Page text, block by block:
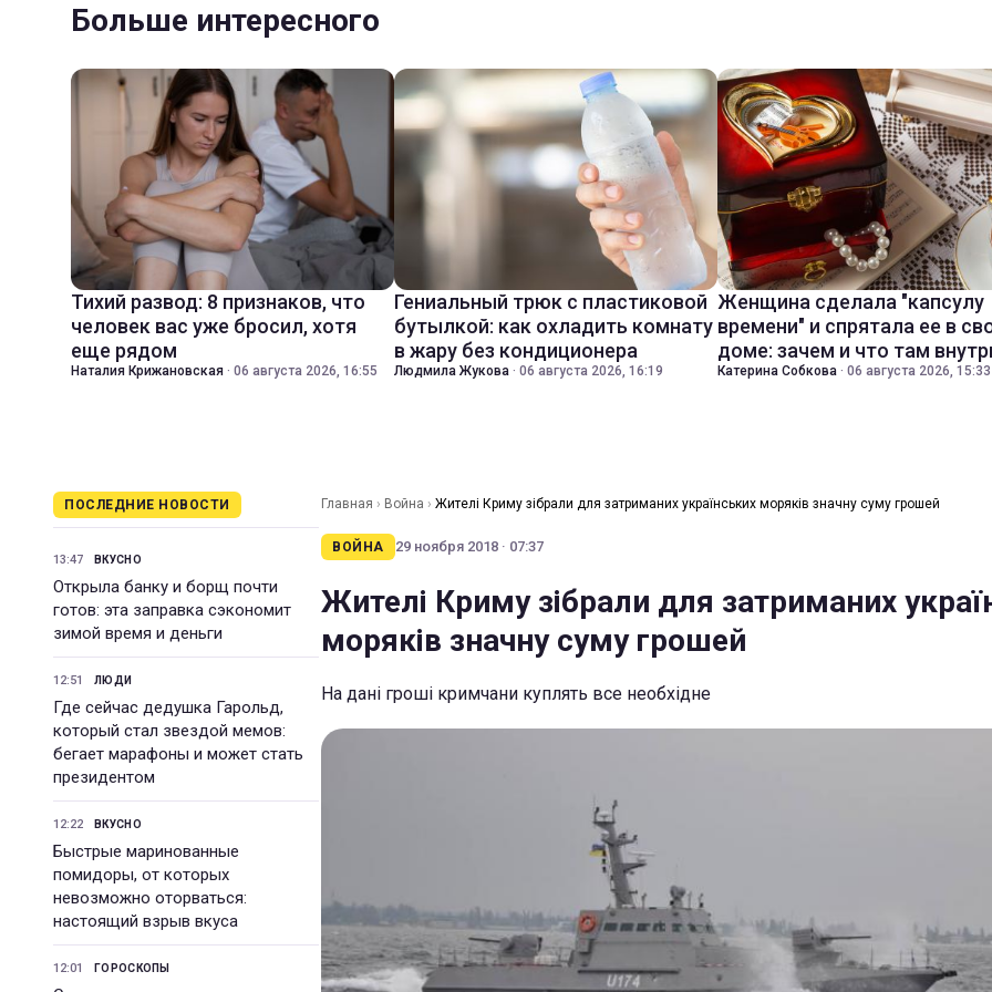
Больше интересного
Тихий развод: 8 признаков, что
человек вас уже бросил, хотя
еще рядом
Наталия Крижановская · 06 августа 2026, 16:55
Гениальный трюк с пластиковой
бутылкой: как охладить комнату
в жару без кондиционера
Людмила Жукова · 06 августа 2026, 16:19
Женщина сделала "капсулу
времени" и спрятала ее в
доме: зачем и что там
Катерина Собкова · 06 августа 2026, 15:33
ПОСЛЕДНИЕ НОВОСТИ
13:47 ВКУСНО
Открыла банку и борщ почти
готов: эта заправка сэкономит
зимой время и деньги
12:51 ЛЮДИ
Где сейчас дедушка Гарольд,
который стал звездой мемов:
бегает марафоны и может стать
президентом
12:22 ВКУСНО
Быстрые маринованные
помидоры, от которых
невозможно оторваться:
настоящий взрыв вкуса
12:01 ГОРОСКОПЫ
Главная › Война › Жителі Криму зібрали для затриманих українських моряків значну суму грошей
ВОЙНА 29 ноября 2018 · 07:37
Жителі Криму зібрали для затриманих
моряків значну суму грошей
На дані гроші кримчани куплять все необхідне